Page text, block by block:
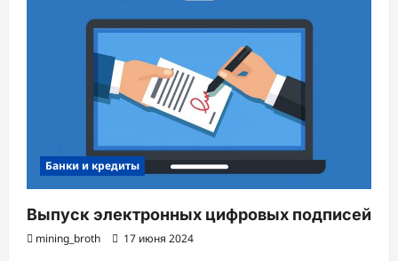
Банки и кредиты
Выпуск электронных цифровых подписей
mining_broth 17 июня 2024